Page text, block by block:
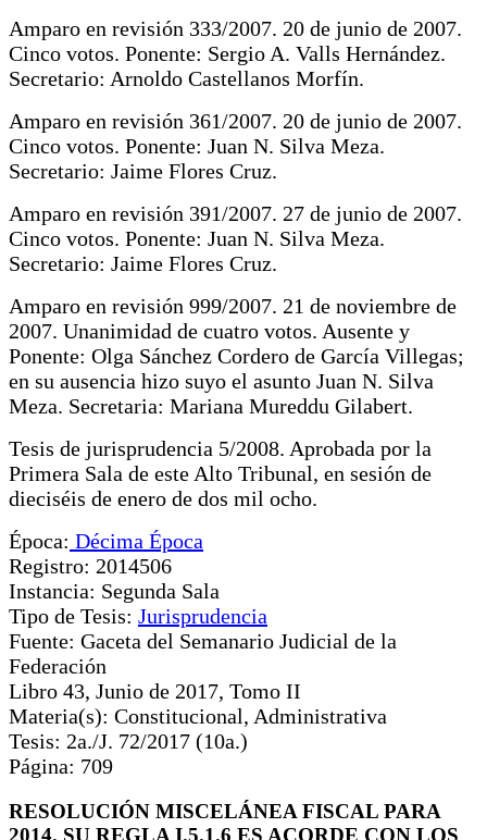
Amparo en revisión 333/2007. 20 de junio de 2007.
Cinco votos. Ponente: Sergio A. Valls Hernández.
Secretario: Arnoldo Castellanos Morfín.
Amparo en revisión 361/2007. 20 de junio de 2007.
Cinco votos. Ponente: Juan N. Silva Meza.
Secretario: Jaime Flores Cruz.
Amparo en revisión 391/2007. 27 de junio de 2007.
Cinco votos. Ponente: Juan N. Silva Meza.
Secretario: Jaime Flores Cruz.
Amparo en revisión 999/2007. 21 de noviembre de
2007. Unanimidad de cuatro votos. Ausente y
Ponente: Olga Sánchez Cordero de García Villegas;
en su ausencia hizo suyo el asunto Juan N. Silva
Meza. Secretaria: Mariana Mureddu Gilabert.
Tesis de jurisprudencia 5/2008. Aprobada por la
Primera Sala de este Alto Tribunal, en sesión de
dieciséis de enero de dos mil ocho.
Época: Décima Época
Registro: 2014506
Instancia: Segunda Sala
Tipo de Tesis: Jurisprudencia
Fuente: Gaceta del Semanario Judicial de la
Federación
Libro 43, Junio de 2017, Tomo II
Materia(s): Constitucional, Administrativa
Tesis: 2a./J. 72/2017 (10a.)
Página: 709
RESOLUCIÓN MISCELÁNEA FISCAL PARA
2014. SU REGLA I.5.1.6 ES ACORDE CON LOS